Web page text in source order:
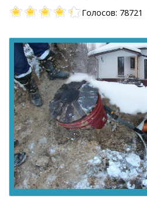
Голосов: 78721